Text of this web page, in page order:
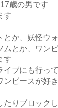
歳の男です
す
とか、妖怪ウ
ムとか、ワン
す
イブにも行っ
ンピースが好
たりブロック